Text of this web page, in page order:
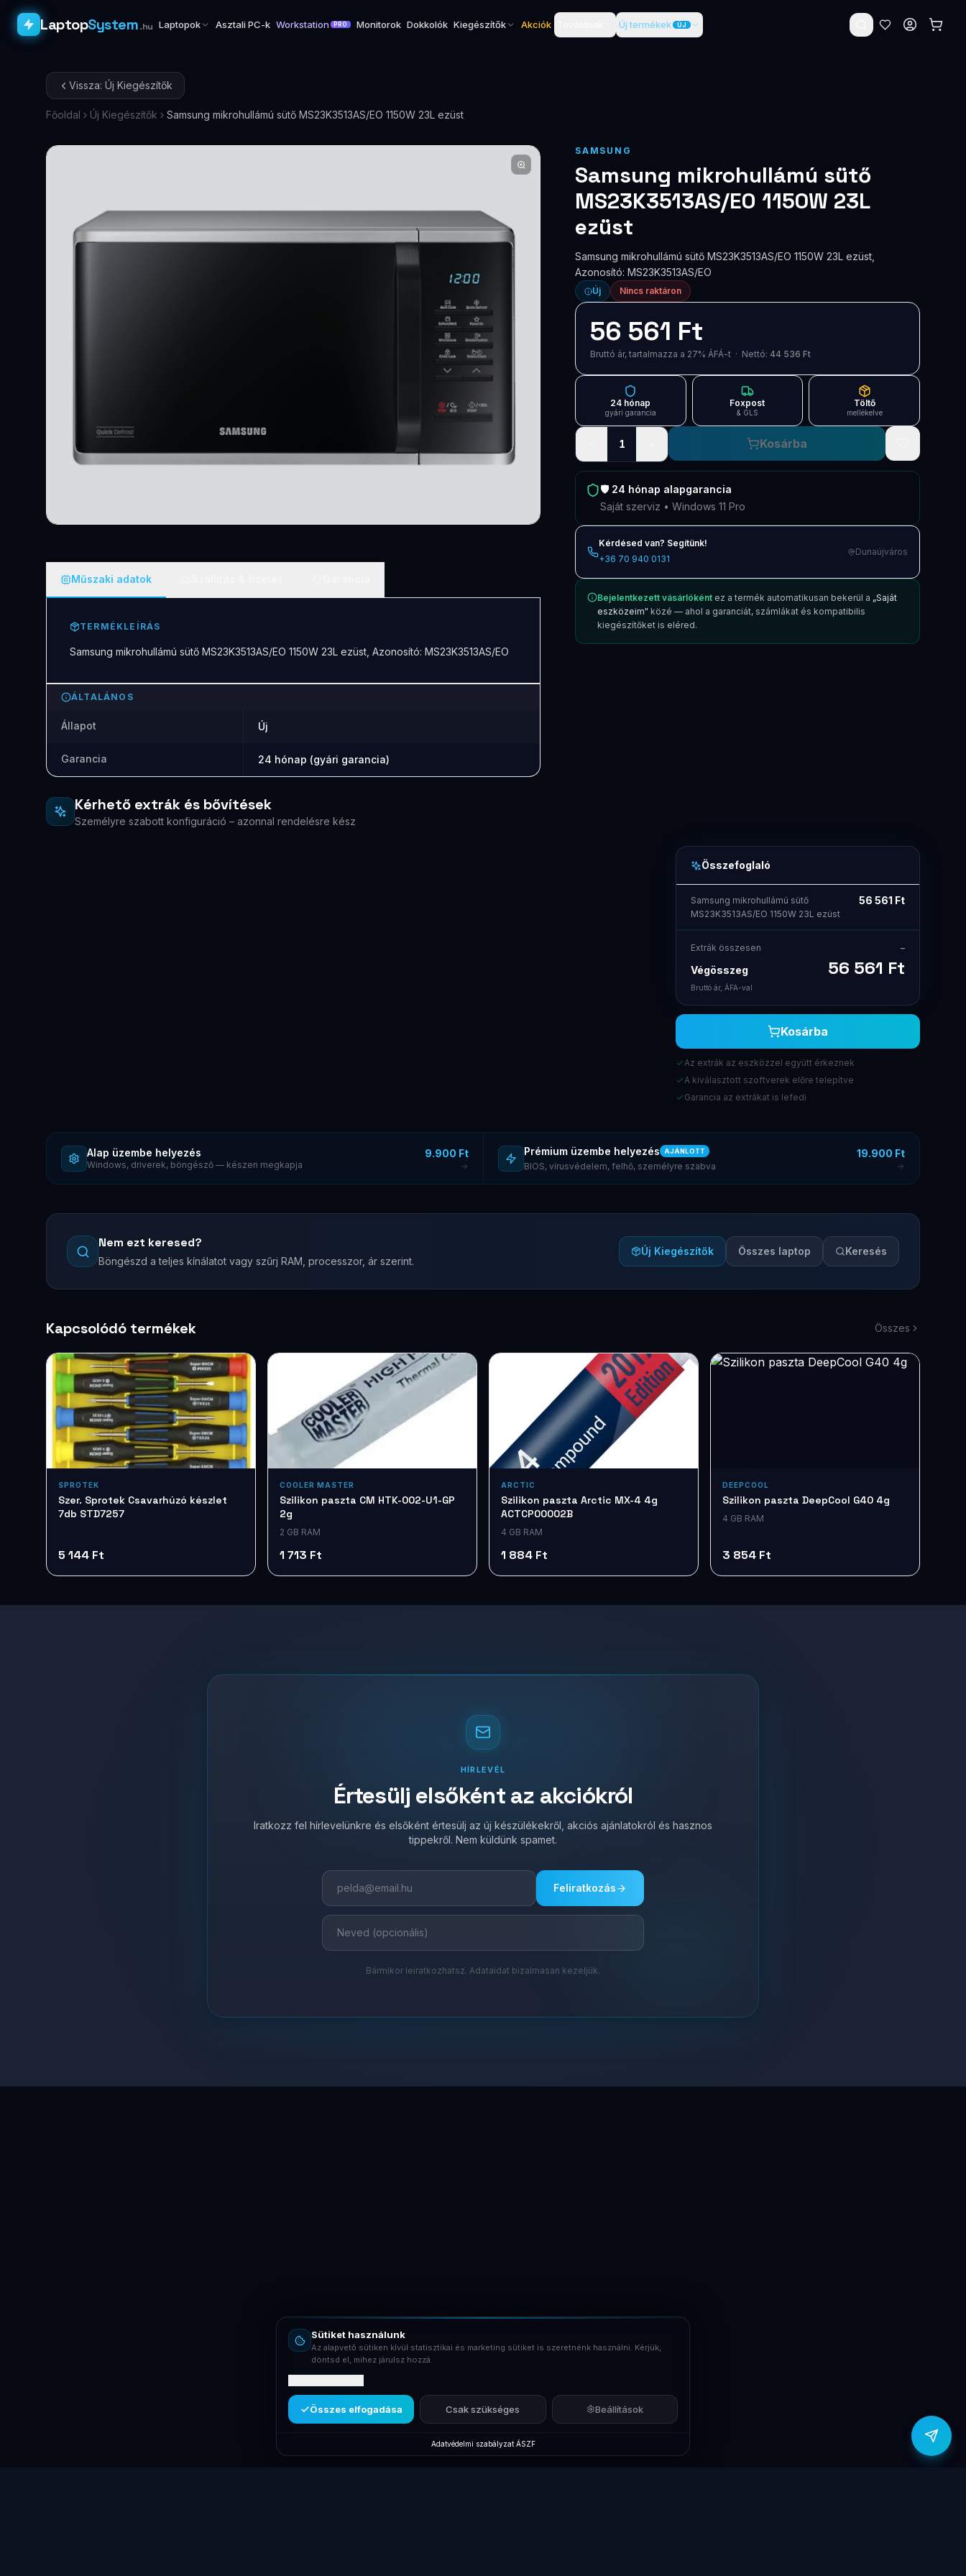
LaptopSystem.hu Laptopok Asztali PC-k Workstation PRO Monitorok Dokkolók Kiegészítők Akciók Új termékek ÚJ
Vissza: Új Kiegészítők
Főoldal Új Kiegészítők Samsung mikrohullámú sütő MS23K3513AS/EO 1150W 23L ezüst
SAMSUNG
Samsung mikrohullámú sütő
MS23K3513AS/EO 1150W 23L
ezüst
Samsung mikrohullámú sütő MS23K3513AS/EO 1150W 23L ezüst,
Azonosító: MS23K3513AS/EO
Új Nincs raktáron
56 561 Ft
Bruttó ár, tartalmazza a 27% ÁFÁ-t · Nettó: 44 536 Ft
24 hónap
gyári garancia
Foxpost
& GLS
Töltő
mellékelve
1 Kosárba
🛡️ 24 hónap alapgarancia
Saját szerviz • Windows 11 Pro
Kérdésed van? Segítünk!
+36 70 940 0131
Dunaújváros
Bejelentkezett vásárlóként ez a termék automatikusan bekerül a „Saját
eszközeim" közé — ahol a garanciát, számlákat és kompatibilis
kiegészítőket is eléred.
Műszaki adatok
TERMÉKLEÍRÁS
Samsung mikrohullámú sütő MS23K3513AS/EO 1150W 23L ezüst, Azonosító: MS23K3513AS/EO
ÁLTALÁNOS
Állapot Új
Garancia 24 hónap (gyári garancia)
Kérhető extrák és bővítések
Személyre szabott konfiguráció – azonnal rendelésre kész
Összefoglaló
Samsung mikrohullámú sütő
MS23K3513AS/EO 1150W 23L ezüst
56 561 Ft
Extrák összesen –
Végösszeg 56 561 Ft
Bruttó ár, ÁFA-val
Kosárba
Az extrák az eszközzel együtt érkeznek
A kiválasztott szoftverek előre telepítve
Garancia az extrákat is lefedi
Alap üzembe helyezés
Windows, driverek, böngésző — készen megkapja
9.900 Ft Prémium üzembe helyezés AJÁNLOTT
BIOS, vírusvédelem, felhő, személyre szabva
19.900 Ft
Nem ezt keresed?
Böngészd a teljes kínálatot vagy szűrj RAM, processzor, ár szerint.
Új Kiegészítők Összes laptop Keresés
Kapcsolódó termékek Összes
SPROTEK
Szer. Sprotek Csavarhúzó készlet
7db STD7257
5 144 Ft
COOLER MASTER
Szilikon paszta CM HTK-002-U1-GP
2g
2 GB RAM
1 713 Ft
ARCTIC
Szilikon paszta Arctic MX-4 4g
ACTCP00002B
4 GB RAM
1 884 Ft
DEEPCOOL
Szilikon paszta DeepCool G40 4g
4 GB RAM
3 854 Ft
HÍRLEVÉL
Értesülj elsőként az akciókról
Iratkozz fel hírlevelünkre és elsőként értesülj az új készülékekről, akciós ajánlatokról és hasznos
tippekről. Nem küldünk spamet.
Feliratkozás
Bármikor leiratkozhatsz. Adataidat bizalmasan kezeljük.
Sütiket használunk
Az alapvető sütiken kívül statisztikai és marketing sütiket is szeretnénk használni. Kérjük,
döntsd el, mihez járulsz hozzá.
Összes elfogadása Csak szükséges Beállítások
Adatvédelmi szabályzat· ÁSZF